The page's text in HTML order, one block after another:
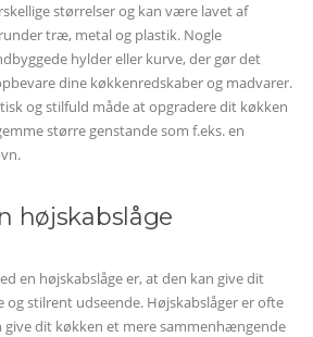
størrelser og kan være lavet af
træ, metal og plastik. Nogle
hylder eller kurve, der gør det
dine køkkenredskaber og madvarer.
og stilfuld måde at opgradere dit køkken
større genstande som f.eks. en
højskabslåge
en højskabslåge er, at den kan give dit
stilrent udseende. Højskabslåger er ofte
give dit køkken et mere sammenhængende